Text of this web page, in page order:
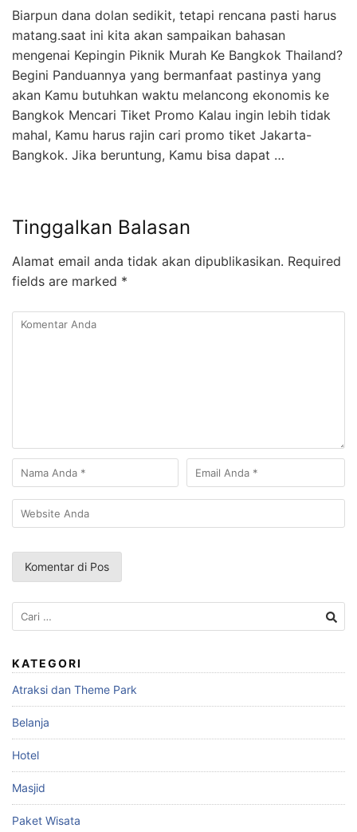
Biarpun dana dolan sedikit, tetapi rencana pasti harus
matang.saat ini kita akan sampaikan bahasan
mengenai Kepingin Piknik Murah Ke Bangkok Thailand?
Begini Panduannya yang bermanfaat pastinya yang
akan Kamu butuhkan waktu melancong ekonomis ke
Bangkok Mencari Tiket Promo Kalau ingin lebih tidak
mahal, Kamu harus rajin cari promo tiket Jakarta-
Bangkok. Jika beruntung, Kamu bisa dapat …
Tinggalkan Balasan
Alamat email anda tidak akan dipublikasikan. Required
fields are marked *
Cari
untuk:
KATEGORI
Atraksi dan Theme Park
Belanja
Hotel
Masjid
Paket Wisata